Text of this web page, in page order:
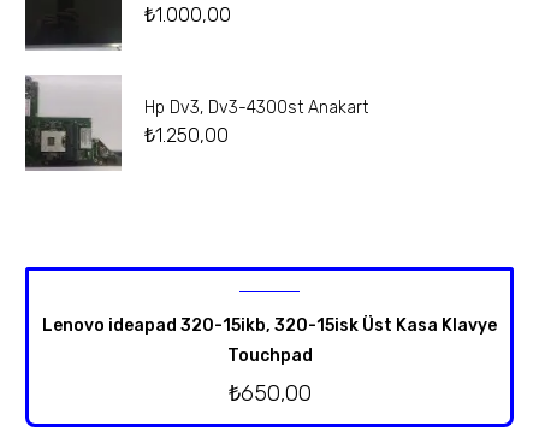
₺1.000,00
Hp Dv3, Dv3-4300st Anakart
₺1.250,00
Lenovo ideapad 320-15ikb, 320-15isk Üst Kasa Klavye
Touchpad
₺650,00